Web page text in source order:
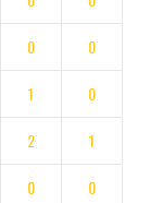
0 0
1 0
2 1
0 0